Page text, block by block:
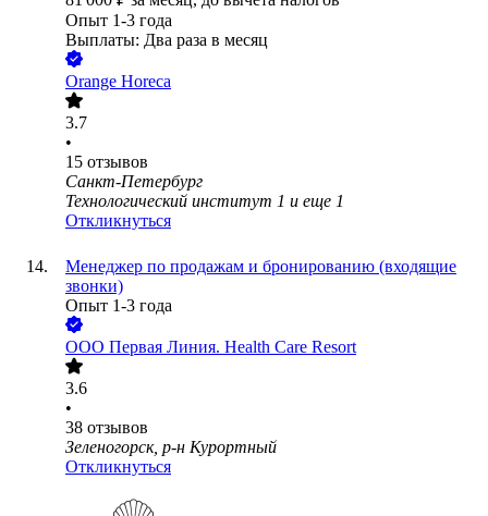
Опыт 1-3 года
Выплаты: Два раза в месяц
Orange Horeca
3.7
•
15 отзывов
Санкт-Петербург
Технологический институт 1 и еще 1
Откликнуться
Менеджер по продажам и бронированию (входящие
звонки)
Опыт 1-3 года
ООО Первая Линия. Health Care Resort
3.6
•
38 отзывов
Зеленогорск, р-н Курортный
Откликнуться